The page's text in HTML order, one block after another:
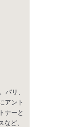
パリ、
アント
ナーと
ど、